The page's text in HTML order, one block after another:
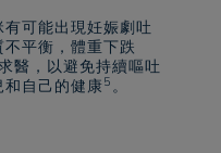
可能出現妊娠劇吐
平衡，體重下跌
醫，以避免持續嘔吐
自己的健康5 。